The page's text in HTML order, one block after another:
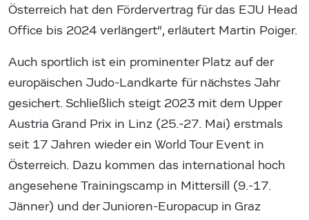
Österreich hat den Fördervertrag für das EJU Head
Office bis 2024 verlängert“, erläutert Martin Poiger.
Auch sportlich ist ein prominenter Platz auf der
europäischen Judo-Landkarte für nächstes Jahr
gesichert. Schließlich steigt 2023 mit dem Upper
Austria Grand Prix in Linz (25.-27. Mai) erstmals
seit 17 Jahren wieder ein World Tour Event in
Österreich. Dazu kommen das international hoch
angesehene Trainingscamp in Mittersill (9.-17.
Jänner) und der Junioren-Europacup in Graz